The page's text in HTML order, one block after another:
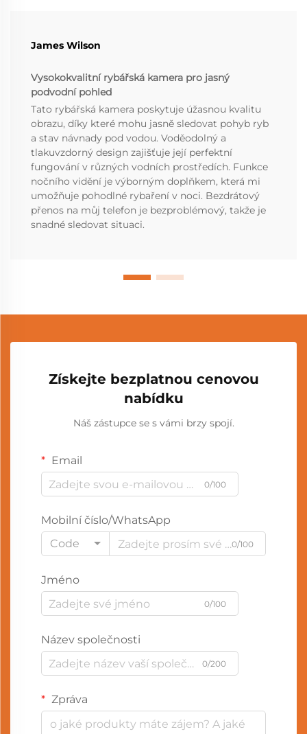
James Wilson
Vysokokvalitní rybářská kamera pro jasný
podvodní pohled
Tato rybářská kamera poskytuje úžasnou kvalitu
obrazu, díky které mohu jasně sledovat pohyb ryb
a stav návnady pod vodou. Voděodolný a
tlakuvzdorný design zajišťuje její perfektní
fungování v různých vodních prostředích. Funkce
nočního vidění je výborným doplňkem, která mi
umožňuje pohodlné rybaření v noci. Bezdrátový
přenos na můj telefon je bezproblémový, takže je
snadné sledovat situaci.
Získejte bezplatnou cenovou
nabídku
Náš zástupce se s vámi brzy spojí.
Email
0/100
Mobilní číslo/WhatsApp
Code
0/100
Jméno
0/100
Název společnosti
0/200
Zpráva